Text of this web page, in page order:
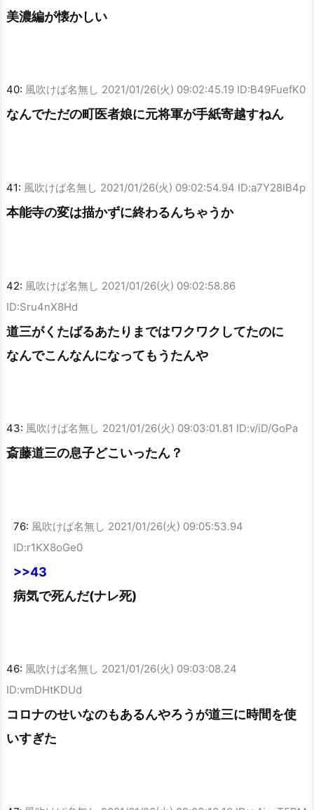
美濃編が懐かしい
40: 風吹けば名無し 2021/01/26(火) 09:02:45.19 ID:B49FuefK0
なんでただの町医者娘に元将軍が手紙寄越すねん
41: 風吹けば名無し 2021/01/26(火) 09:02:54.94 ID:a7Y28IB4p
本能寺の変は描かずに終わるんちゃうか
42: 風吹けば名無し 2021/01/26(火) 09:02:58.86
ID:Sru4nX8Hd
道三がくたばるあたりまではワクワクしてたのに
なんでこんなんになってもうたんや
43: 風吹けば名無し 2021/01/26(火) 09:03:01.81 ID:v/iD/GoPa
斎藤道三の息子どこいったん？
76: 風吹けば名無し 2021/01/26(火) 09:05:53.94
ID:r1KX8oGe0
>>43
病気で死んだ(ナレ死)
46: 風吹けば名無し 2021/01/26(火) 09:03:08.24
ID:vmDHtKDUd
コロナのせいなのもあるんやろうが道三に時間を使
いすぎた